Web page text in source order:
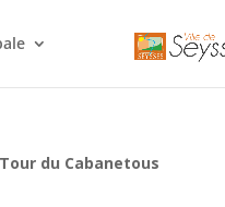
du Cabanetous